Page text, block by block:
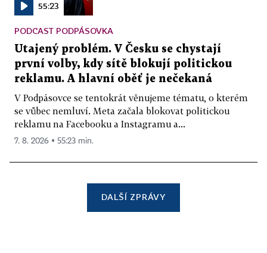
55:23
PODCAST PODPÁSOVKA
Utajený problém. V Česku se chystají
první volby, kdy sítě blokují politickou
reklamu. A hlavní oběť je nečekaná
V Podpásovce se tentokrát věnujeme tématu, o kterém
se vůbec nemluví. Meta začala blokovat politickou
reklamu na Facebooku a Instagramu a...
7. 8. 2026 ▪ 55:23 min.
DALŠÍ ZPRÁVY